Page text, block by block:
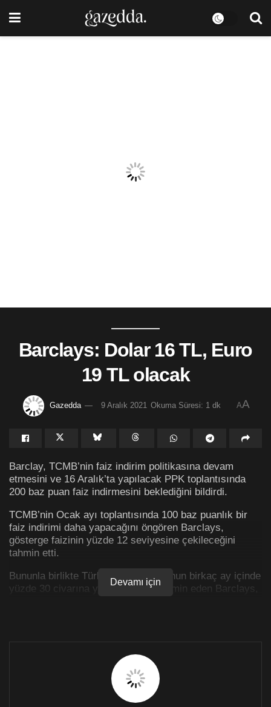
Barclays: Dolar 16 TL, Euro
19 TL olacak
Gazedda 9 Aralık 2021 Okuma Süresi: 1 dk AA
Barclay, TCMB’nin faiz indirim politikasına devam
etmesini ve 16 Aralık’ta yapılacak PPK toplantısında
200 baz puan faiz indirmesini beklediğini bildirdi.
TCMB’nin Ocak ayı toplantısında 100 baz puanlık bir
faiz indirimi daha yapacağını öngören Barclays,
gösterge faizinin yüzde 12 seviyesine çekileceğini
tahmin etti.
Bununla birlikte Türkiye’de enflasyonun birkaç ay içinde
yüzde 30 civarına yükseleceğini tahmin eden Barclays,
doların 2021 sonunda 14,50 TL, 2022 ilk çeyrekte 15,50
TL ve ikinci çeyrekte 16,00 TL olacağını; 2022 sonunda
da bu seviyede kalacağını öngördü.
Kuruluşun euro/TL için 2021 dördüncü çeyrek tahmini
Devamı için